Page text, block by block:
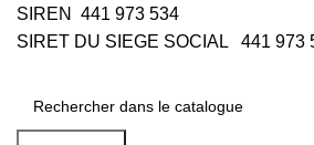
SIREN 441 973 534
SIRET DU SIEGE SOCIAL 441 973